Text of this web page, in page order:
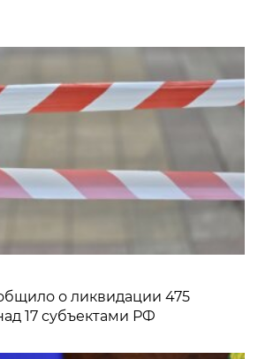
о ликвидации 475
17 субъектами РФ